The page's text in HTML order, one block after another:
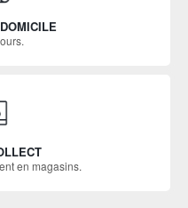
en magasins.